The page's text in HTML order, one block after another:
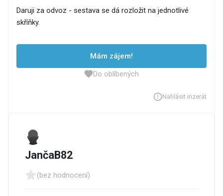
Daruji za odvoz - sestava se dá rozložit na jednotlivé
skříňky.
Mám zájem!
Do oblíbených
Nahlásit inzerát
JančaB82
(bez hodnocení)